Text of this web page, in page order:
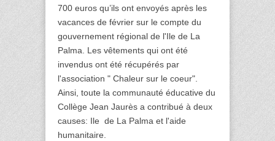
700 euros qu’ils ont envoyés après les
vacances de février sur le compte du
gouvernement régional de l'Ile de La
Palma. Les vêtements qui ont été
invendus ont été récupérés par
l'association " Chaleur sur le coeur".
Ainsi, toute la communauté éducative du
Collège Jean Jaurès a contribué à deux
causes: Ile  de La Palma et l'aide
humanitaire.